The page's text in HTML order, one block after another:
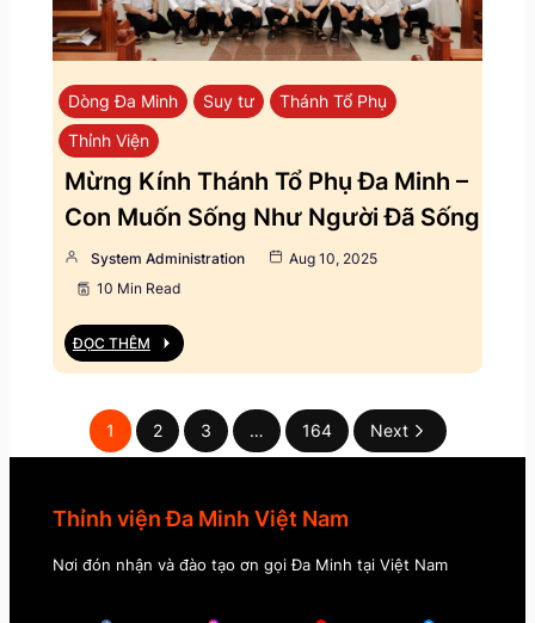
Dòng Đa Minh Suy tư
Thánh Tổ Phụ
Thỉnh Viện
Mừng Kính Thánh Tổ Phụ Đa Minh –
Con Muốn Sống Như Người Đã Sống
System Administration
Aug 10, 2025
10 Min Read
ĐỌC THÊM
1 2 3 … 164 Next
Thỉnh viện Đa Minh Việt Nam
Nơi đón nhận và đào tạo ơn gọi Đa Minh tại Việt Nam